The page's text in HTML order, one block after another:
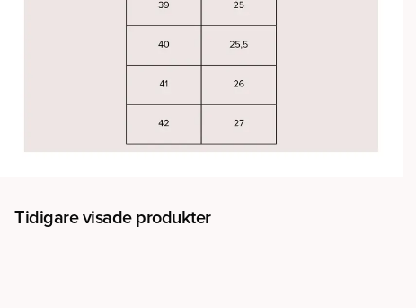
Tidigare visade produkter